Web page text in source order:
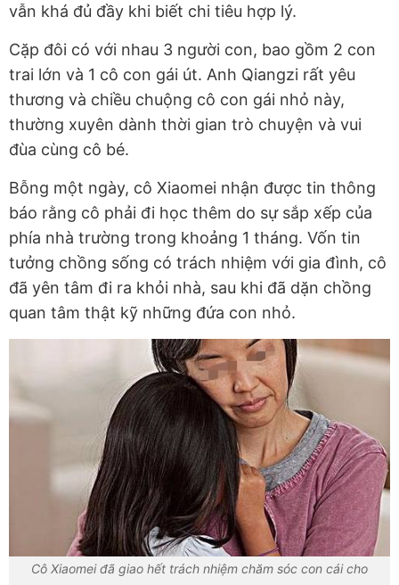
vẫn khá đủ đầy khi biết chi tiêu hợp lý.
Cặp đôi có với nhau 3 người con, bao gồm 2 con
trai lớn và 1 cô con gái út. Anh Qiangzi rất yêu
thương và chiều chuộng cô con gái nhỏ này,
thường xuyên dành thời gian trò chuyện và vui
đùa cùng cô bé.
Bỗng một ngày, cô Xiaomei nhận được tin thông
báo rằng cô phải đi học thêm do sự sắp xếp của
phía nhà trường trong khoảng 1 tháng. Vốn tin
tưởng chồng sống có trách nhiệm với gia đình, cô
đã yên tâm đi ra khỏi nhà, sau khi đã dặn chồng
quan tâm thật kỹ những đứa con nhỏ.
Cô Xiaomei đã giao hết trách nhiệm chăm sóc con cái cho